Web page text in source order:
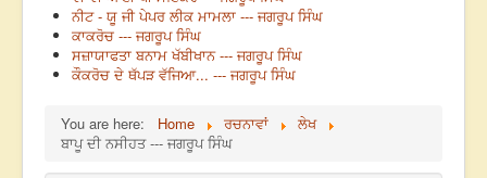
ਨੀਟ - ਯੂ ਜੀ ਪੇਪਰ ਲੀਕ ਮਾਮਲਾ --- ਜਗਰੂਪ ਸਿੰਘ
ਕਾਕਰੋਚ --- ਜਗਰੂਪ ਸਿੰਘ
ਸਜ਼ਾਯਾਫਤਾ ਬਨਾਮ ਖੱਬੀਖਾਨ --- ਜਗਰੂਪ ਸਿੰਘ
ਕੌਕਰੋਚ ਦੇ ਥੱਪੜ ਵੱਜਿਆ... --- ਜਗਰੂਪ ਸਿੰਘ
You are here: Home ਰਚਨਾਵਾਂ
ਲੇਖ
ਬਾਪੂ ਦੀ ਨਸੀਹਤ --- ਜਗਰੂਪ ਸਿੰਘ